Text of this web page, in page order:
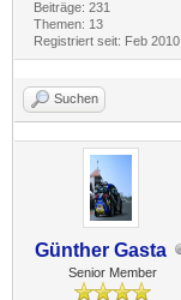
Beiträge: 231
Themen: 13
Registriert seit: Feb 2010
Suchen
Günther Gasta
Senior Member